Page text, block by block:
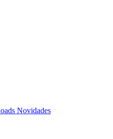
Novidades